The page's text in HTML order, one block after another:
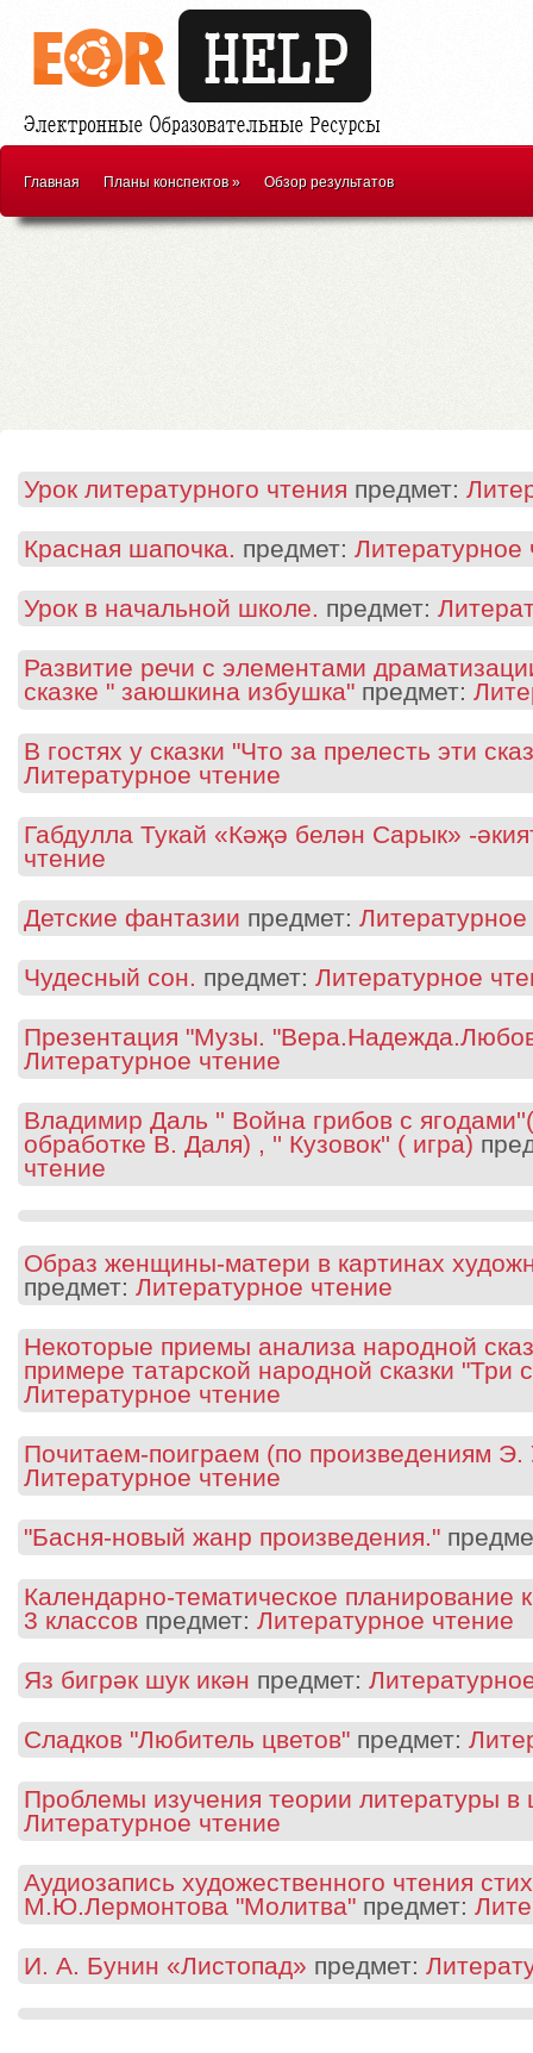
Главная Планы конспектов» Обзор результатов
Урок литературного чтения предмет:
Красная шапочка. предмет: Литературное
Урок в начальной школе. предмет:
Развитие речи с элементами
сказке " заюшкина избушка" предмет:
В гостях у сказки "Что за прелесть эти
Литературное чтение
Габдулла Тукай «Кәҗә белән Сарык» -
чтение
Детские фантазии предмет: Литературное
Чудесный сон. предмет: Литературное
Презентация "Музы.
Литературное чтение
Владимир Даль '' Война грибов с ягодами''(
обработке В. Даля) , '' Кузовок'' ( игра)
чтение
Образ женщины-матери в картинах
предмет: Литературное чтение
Некоторые приемы анализа народной
примере татарской народной сказки "Три
Литературное чтение
Почитаем-поиграем (по произведениям Э.
Литературное чтение
"Басня-новый жанр произведения."
Календарно-тематическое
3 классов предмет: Литературное чтение
Яз бигрәк шук икән предмет:
Сладков "Любитель цветов" предмет:
Проблемы изучения теории литературы в
Литературное чтение
Аудиозапись художественного чтения
М.Ю.Лермонтова "Молитва" предмет:
И. А. Бунин «Листопад» предмет: